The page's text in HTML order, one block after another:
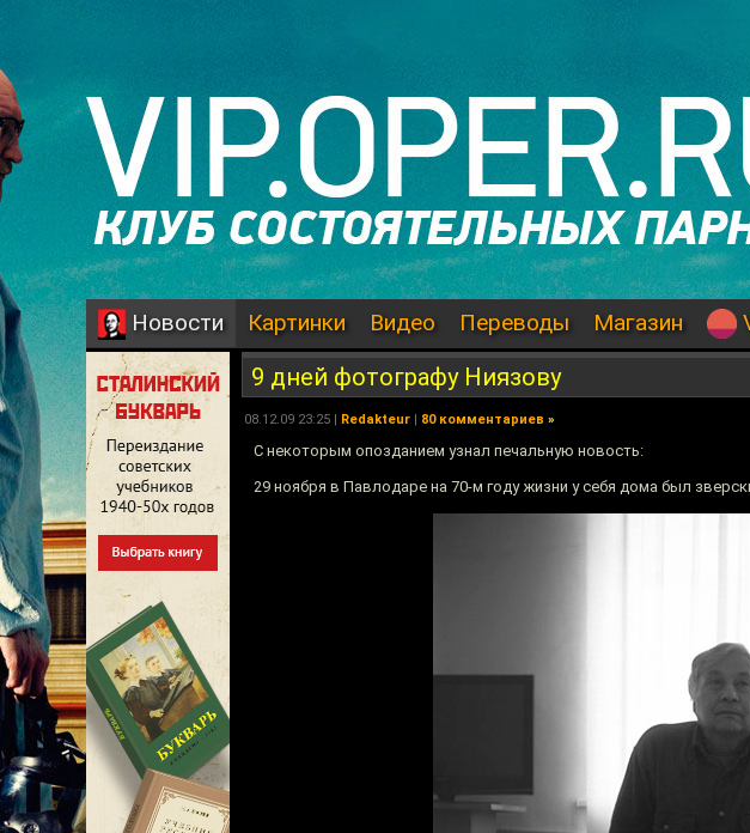
Новости Картинки Видео Переводы Магазин
9 дней фотографу Ниязову
08.12.09 23:25 | Redakteur | 80 комментариев »
С некоторым опозданием узнал печальную новость:
29 ноября в Павлодаре на 70-м году жизни у себя дома был